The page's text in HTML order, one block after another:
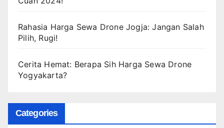
Rahasia Harga Sewa Drone Jogja: Jangan Salah
Pilih, Rugi!
Cerita Hemat: Berapa Sih Harga Sewa Drone
Yogyakarta?
Categories